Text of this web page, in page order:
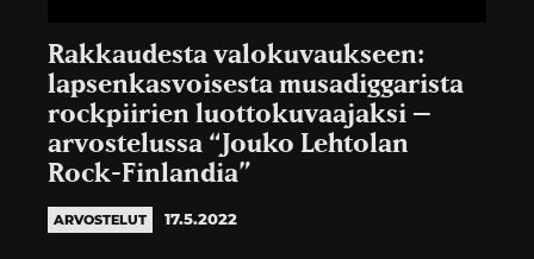
Rakkaudesta valokuvaukseen:
lapsenkasvoisesta musadiggarista
rockpiirien luottokuvaajaksi –
arvostelussa “Jouko Lehtolan
Rock-Finlandia”
ARVOSTELUT 17.5.2022